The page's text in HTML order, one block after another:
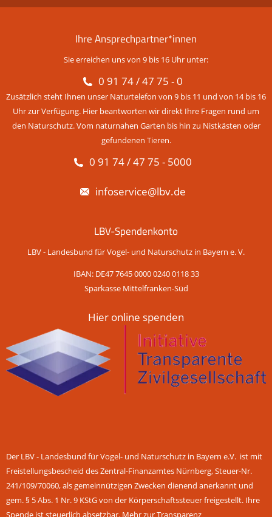
Ihre Ansprechpartner*innen
Sie erreichen uns von 9 bis 16 Uhr unter:
0 91 74 / 47 75 - 0
Zusätzlich steht Ihnen unser Naturtelefon von 9 bis 11 und von 14 bis 16
Uhr zur Verfügung. Hier beantworten wir direkt Ihre Fragen rund um
den Naturschutz. Vom naturnahen Garten bis hin zu Nistkästen oder
gefundenen Tieren.
0 91 74 / 47 75 - 5000
infoservice@lbv.de
LBV-Spendenkonto
LBV - Landesbund für Vogel- und Naturschutz in Bayern e. V.
IBAN: DE47 7645 0000 0240 0118 33
Sparkasse Mittelfranken-Süd
Hier online spenden
Der LBV - Landesbund für Vogel- und Naturschutz in Bayern e.V. ist mit
Freistellungsbescheid des Zentral-Finanzamtes Nürnberg, Steuer-Nr.
241/109/70060, als gemeinnützigen Zwecken dienend anerkannt und
gem. § 5 Abs. 1 Nr. 9 KStG von der Körperschaftssteuer freigestellt. Ihre
Spende ist steuerlich absetzbar. Mehr zur Transparenz